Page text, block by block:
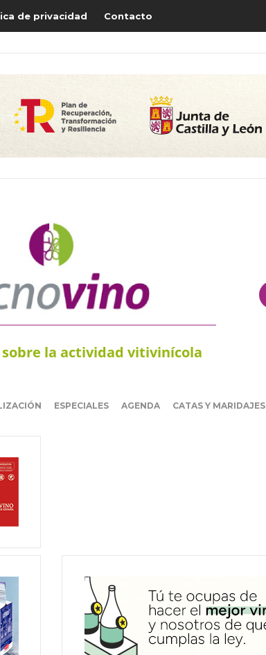
de privacidad Contacto
la actividad vitivinícola
ESPECIALES AGENDA CATAS Y MARIDAJES